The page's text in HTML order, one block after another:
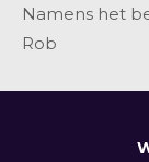
Namens het
Rob